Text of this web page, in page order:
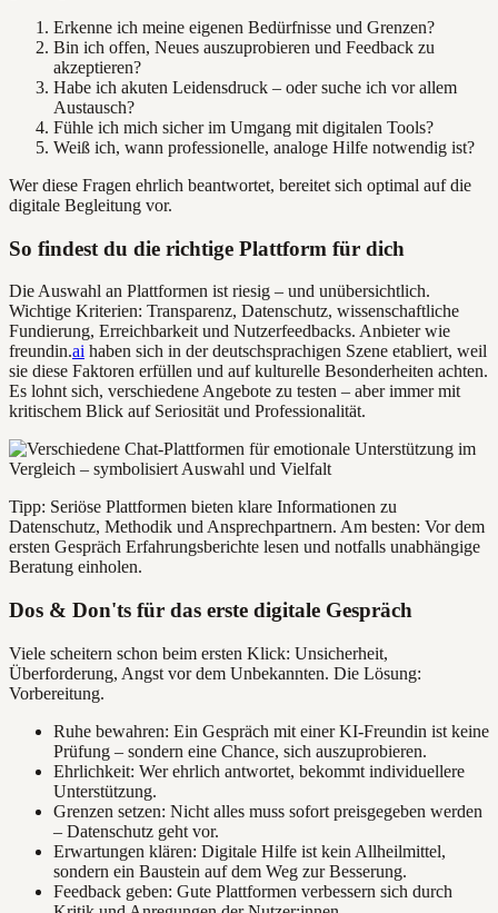
Erkenne ich meine eigenen Bedürfnisse und Grenzen?
Bin ich offen, Neues auszuprobieren und Feedback zu
akzeptieren?
Habe ich akuten Leidensdruck – oder suche ich vor allem
Austausch?
Fühle ich mich sicher im Umgang mit digitalen Tools?
Weiß ich, wann professionelle, analoge Hilfe notwendig ist?
Wer diese Fragen ehrlich beantwortet, bereitet sich optimal auf die
digitale Begleitung vor.
So findest du die richtige Plattform für dich
Die Auswahl an Plattformen ist riesig – und unübersichtlich.
Wichtige Kriterien: Transparenz, Datenschutz, wissenschaftliche
Fundierung, Erreichbarkeit und Nutzerfeedbacks. Anbieter wie
freundin.ai haben sich in der deutschsprachigen Szene etabliert, weil
sie diese Faktoren erfüllen und auf kulturelle Besonderheiten achten.
Es lohnt sich, verschiedene Angebote zu testen – aber immer mit
kritischem Blick auf Seriosität und Professionalität.
Tipp: Seriöse Plattformen bieten klare Informationen zu
Datenschutz, Methodik und Ansprechpartnern. Am besten: Vor dem
ersten Gespräch Erfahrungsberichte lesen und notfalls unabhängige
Beratung einholen.
Dos & Don'ts für das erste digitale Gespräch
Viele scheitern schon beim ersten Klick: Unsicherheit,
Überforderung, Angst vor dem Unbekannten. Die Lösung:
Vorbereitung.
Ruhe bewahren: Ein Gespräch mit einer KI-Freundin ist keine
Prüfung – sondern eine Chance, sich auszuprobieren.
Ehrlichkeit: Wer ehrlich antwortet, bekommt individuellere
Unterstützung.
Grenzen setzen: Nicht alles muss sofort preisgegeben werden
– Datenschutz geht vor.
Erwartungen klären: Digitale Hilfe ist kein Allheilmittel,
sondern ein Baustein auf dem Weg zur Besserung.
Feedback geben: Gute Plattformen verbessern sich durch